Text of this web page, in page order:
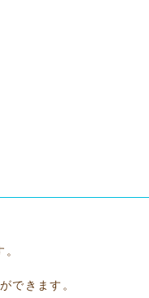
できます。